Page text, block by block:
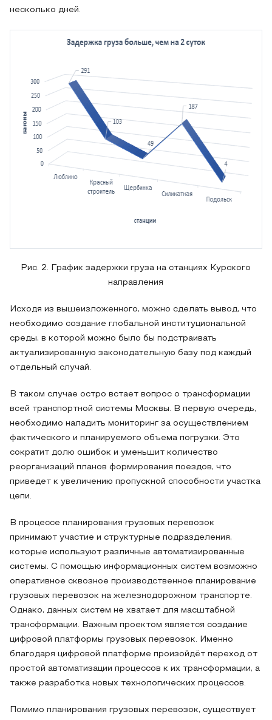
несколько дней.
Рис. 2. График задержки груза на станциях Курского
направления
Исходя из вышеизложенного, можно сделать вывод, что
необходимо создание глобальной институциональной
среды, в которой можно было бы подстраивать
актуализированную законодательную базу под каждый
отдельный случай.
В таком случае остро встает вопрос о трансформации
всей транспортной системы Москвы. В первую очередь,
необходимо наладить мониторинг за осуществлением
фактического и планируемого объема погрузки. Это
сократит долю ошибок и уменьшит количество
реорганизаций планов формирования поездов, что
приведет к увеличению пропускной способности участка
цепи.
В процессе планирования грузовых перевозок
принимают участие и структурные подразделения,
которые используют различные автоматизированные
системы. С помощью информационных систем возможно
оперативное сквозное производственное планирование
грузовых перевозок на железнодорожном транспорте.
Однако, данных систем не хватает для масштабной
трансформации. Важным проектом является создание
цифровой платформы грузовых перевозок. Именно
благодаря цифровой платформе произойдёт переход от
простой автоматизации процессов к их трансформации, а
также разработка новых технологических процессов.
Помимо планирования грузовых перевозок, существует